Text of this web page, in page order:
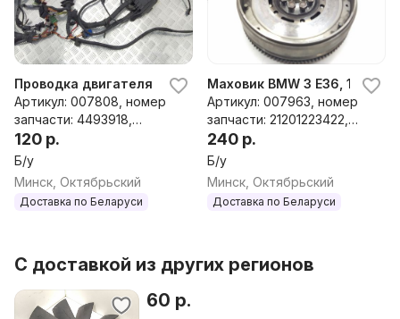
Проводка двигателя BMW 3 E90/E91/E92/E93, 2005 г.
Артикул: 007808, номер
запчасти: 4493918,
4493919
120 р.
Б/у
Минск, Октябрьский
Доставка по Беларуси
Маховик BMW 3 E36, 1998 г.
Артикул: 007963, номер
запчасти: 21201223422,
1223422, 21211223492,
1223492, 21211223317,
1223317
240 р.
Б/у
Минск, Октябрьский
Доставка по Беларуси
С доставкой из других регионов
60 р.